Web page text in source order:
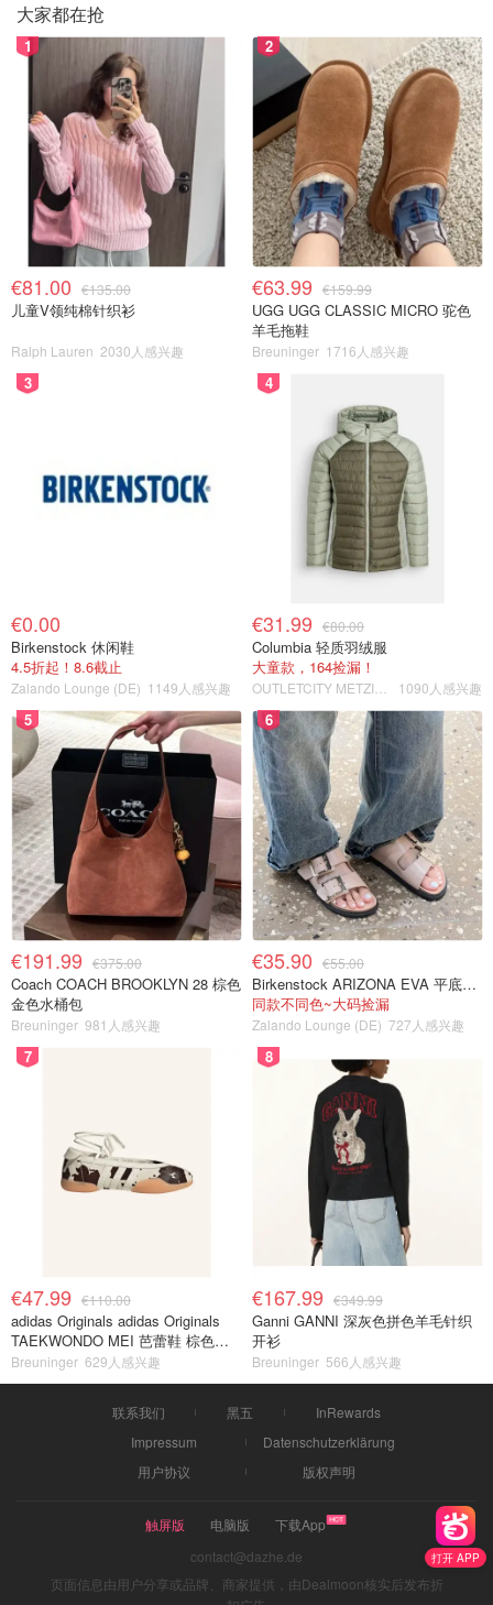
打开 APP
大家都在抢
1
€81.00 €135.00
儿童V领纯棉针织衫
Ralph Lauren 2030人感兴趣
2
€63.99 €159.99
UGG UGG CLASSIC MICRO 驼色
羊毛拖鞋
Breuninger 1716人感兴趣
3
€0.00
Birkenstock 休闲鞋
4.5折起！8.6截止
Zalando Lounge (DE) 1149人感兴趣
4
€31.99 €80.00
Columbia 轻质羽绒服
大童款，164捡漏！
1090人感兴趣
5
€191.99 €375.00
Coach COACH BROOKLYN 28 棕色
金色水桶包
Breuninger 981人感兴趣
6
€35.90 €55.00
Birkenstock ARIZONA EVA 平底拖鞋 浅棕色
同款不同色~大码捡漏
Zalando Lounge (DE) 727人感兴趣
7
€47.99 €110.00
adidas Originals adidas Originals
TAEKWONDO MEI 芭蕾鞋 棕色米
色
Breuninger 629人感兴趣
8
€167.99 €349.99
Ganni GANNI 深灰色拼色羊毛针织
开衫
Breuninger 566人感兴趣
联系我们 黑五
InRewards
Impressum
Datenschutzerklärung
用户协议
版权声明
触屏版 电脑版
下载App
contact@dazhe.de
页面信息由用户分享或品牌、商家提供，由Dealmoon核实后发布折